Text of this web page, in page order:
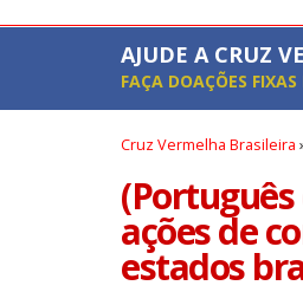
AJUDE A CRUZ
FAÇA DOAÇÕES
Cruz Vermelha Brasileira
ações de
estados